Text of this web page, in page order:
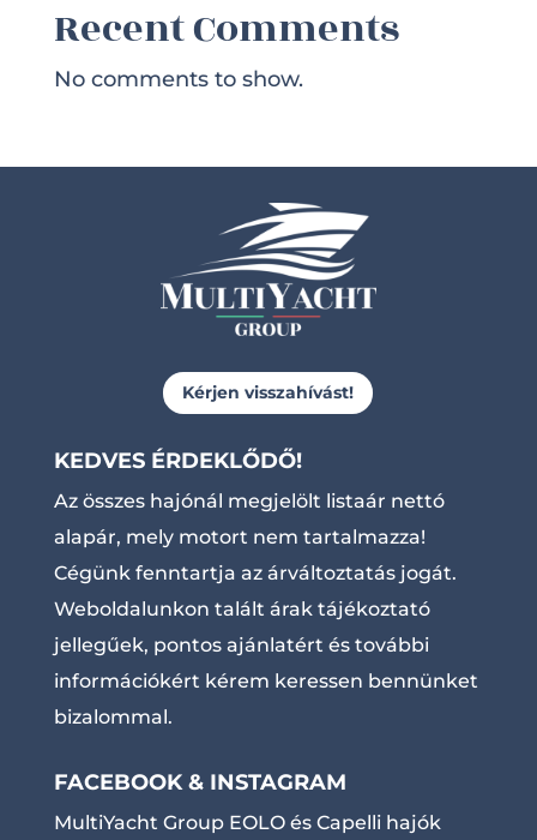
Recent Comments
No comments to show.
Kérjen visszahívást!
KEDVES ÉRDEKLŐDŐ!
Az összes hajónál megjelölt listaár nettó
alapár, mely motort nem tartalmazza!
Cégünk fenntartja az árváltoztatás jogát.
Weboldalunkon talált árak tájékoztató
jellegűek, pontos ajánlatért és további
információkért kérem keressen bennünket
bizalommal.
FACEBOOK & INSTAGRAM
MultiYacht Group EOLO és Capelli hajók